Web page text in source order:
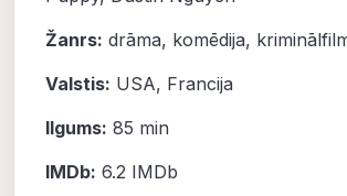
Žanrs: drāma, komēdija,
Valstis: USA, Francija
Ilgums: 85 min
IMDb: 6.2 IMDb